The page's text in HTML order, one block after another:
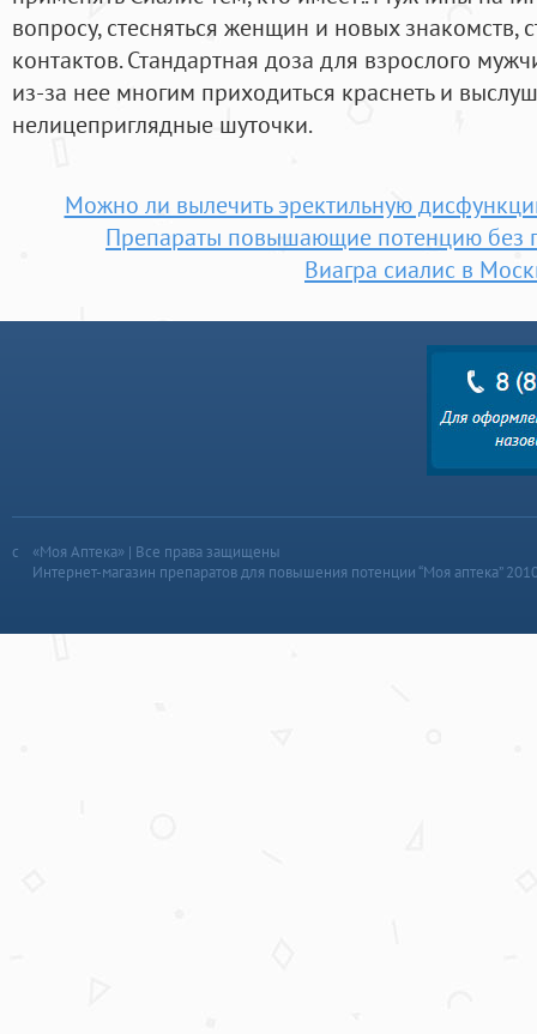
вопросу, стесняться женщин и новых знакомств,
контактов. Стандартная доза для взрослого
из-за нее многим приходиться краснеть и
нелицеприглядные шуточки.
Можно ли вылечить эректильную
Препараты повышающие потенцию без
Виагра сиалис в
«Моя Аптека» | Все права защищены
Интернет-магазин препаратов для повышения потенции “Моя аптека”